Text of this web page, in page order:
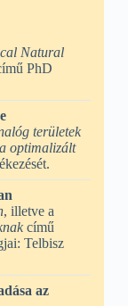
Natural
PhD
területek
optimalizált
, illetve a
című
Telbisz
az